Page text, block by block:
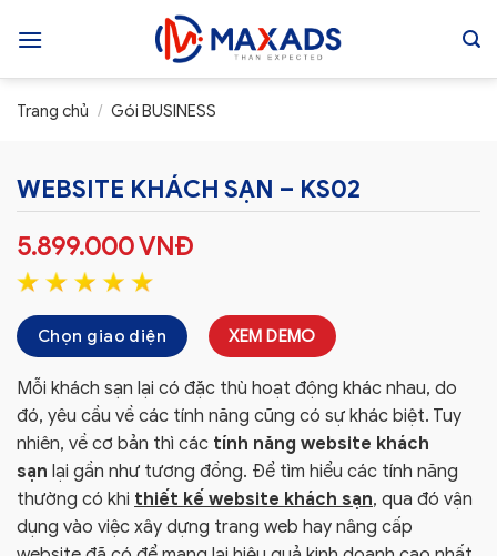
Trang chủ / Gói BUSINESS
WEBSITE KHÁCH SẠN – KS02
5.899.000VNĐ
Chọn giao diện XEM DEMO
Mỗi khách sạn lại có đặc thù hoạt động khác nhau, do
đó, yêu cầu về các tính năng cũng có sự khác biệt. Tuy
nhiên, về cơ bản thì các tính năng website khách
sạn lại gần như tương đồng. Để tìm hiểu các tính năng
thường có khi thiết kế website khách sạn, qua đó vận
dụng vào việc xây dựng trang web hay nâng cấp